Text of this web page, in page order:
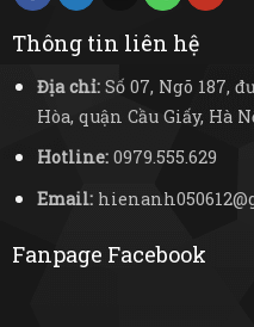
Thông tin liên hệ
Địa chỉ:Số 07, Ngõ 187,
Hòa, quận Cầu Giấy, Hà
Hotline:0979.555.629
Email:
Fanpage Facebook